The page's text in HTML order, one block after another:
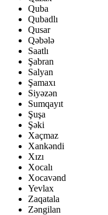
Quba
Qubadlı
Qusar
Qəbələ
Saatlı
Şabran
Salyan
Şamaxı
Siyəzən
Sumqayıt
Şuşa
Şəki
Xaçmaz
Xankəndi
Xızı
Xocalı
Xocavənd
Yevlax
Zaqatala
Zəngilan